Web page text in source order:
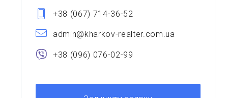
+38 (067) 714-36-52
admin@kharkov-realter.com.ua
+38 (096) 076-02-99